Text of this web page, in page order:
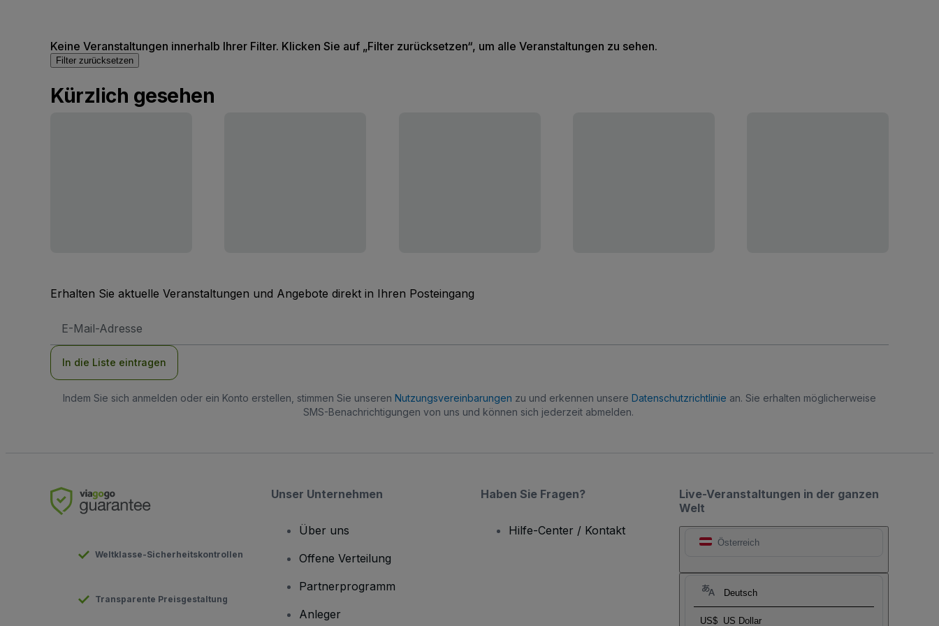
Keine Veranstaltungen innerhalb Ihrer Filter. Klicken Sie auf „Filter zurücksetzen“, um alle Veranstaltungen zu sehen.
Filter zurücksetzen
Kürzlich gesehen
Erhalten Sie aktuelle Veranstaltungen und Angebote direkt in Ihren Posteingang
Mail-
In die Liste eintragen
Indem Sie sich anmelden oder ein Konto erstellen, stimmen Sie unseren Nutzungsvereinbarungen zu und erkennen unsere Datenschutzrichtlinie an. Sie erhalten möglicherweise
SMS-Benachrichtigungen von uns und können sich jederzeit abmelden.
Live-Veranstaltungen in der ganzen
Welt
Österreich
Deutsch
US$ US Dollar
Weltklasse-Sicherheitskontrollen
Transparente Preisgestaltung
Unser Unternehmen
Über uns
Offene Verteilung
Partnerprogramm
Anleger
Haben Sie Fragen?
Hilfe-Center / Kontakt